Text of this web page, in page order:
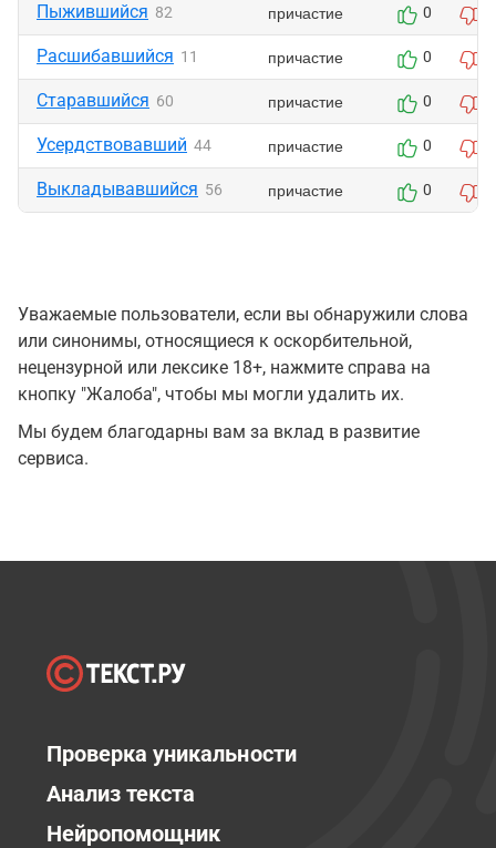
Пыжившийся 82 причастие 0
Расшибавшийся 11 причастие 0
Старавшийся 60 причастие 0
Усердствовавший 44 причастие 0
Выкладывавшийся 56 причастие 0
Уважаемые пользователи, если вы обнаружили слова
или синонимы, относящиеся к оскорбительной,
нецензурной или лексике 18+, нажмите справа на
кнопку "Жалоба", чтобы мы могли удалить их.
Мы будем благодарны вам за вклад в развитие
сервиса.
Проверка уникальности
Анализ текста
Нейропомощник